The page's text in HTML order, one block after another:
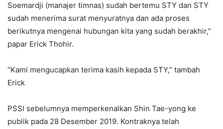
Soemardji (manajer timnas) sudah bertemu STY dan STY
sudah menerima surat menyuratnya dan ada proses
berikutnya mengenai hubungan kita yang sudah berakhir,”
papar Erick Thohir.
“Kami mengucapkan terima kasih kepada STY,” tambah
Erick
PSSI sebelumnya memperkenalkan Shin Tae-yong ke
publik pada 28 Desember 2019. Kontraknya telah